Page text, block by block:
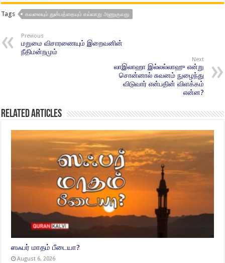
Tags கவலையும் துன்பத்தையும் எவ்வாறு அணுகுவது
Previous
மறுமை விசாரணையும் இறைவனின்
நீதிமன்றமும்
Next
லாஇலாஹா இல்லல்லாஹு என்று
சொன்னால் சுவனம் நுழைந்து
விடுவார் என்பதின் விளக்கம்
என்ன?
Related Articles
ஸஃபர் மாதம் பீடையா?
August 6, 2026